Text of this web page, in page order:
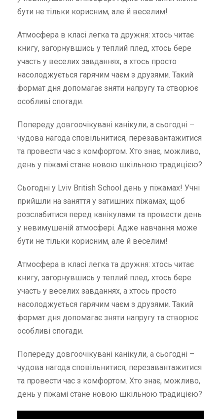
бути не тільки корисним, але й веселим!
Атмосфера в класі легка та дружня: хтось читає
книгу, загорнувшись у теплий плед, хтось бере
участь у веселих завданнях, а хтось просто
насолоджується гарячим чаєм з друзями. Такий
формат дня допомагає зняти напругу та створює
особливі спогади.
Попереду довгоочікувані канікули, а сьогодні –
чудова нагода сповільнитися, перезавантажитися
та провести час з комфортом. Хто знає, можливо,
день у піжамі стане новою шкільною традицією?
Сьогодні у Lviv British School день у піжамах! Учні
прийшли на заняття у затишних піжамах, щоб
розслабитися перед канікулами та провести день
у невимушеній атмосфері. Адже навчання може
бути не тільки корисним, але й веселим!
Атмосфера в класі легка та дружня: хтось читає
книгу, загорнувшись у теплий плед, хтось бере
участь у веселих завданнях, а хтось просто
насолоджується гарячим чаєм з друзями. Такий
формат дня допомагає зняти напругу та створює
особливі спогади.
Попереду довгоочікувані канікули, а сьогодні –
чудова нагода сповільнитися, перезавантажитися
та провести час з комфортом. Хто знає, можливо,
день у піжамі стане новою шкільною традицією?